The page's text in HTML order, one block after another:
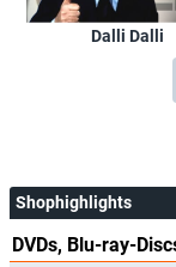
Dalli Dalli
Shophighlights
DVDs, Blu-ray-